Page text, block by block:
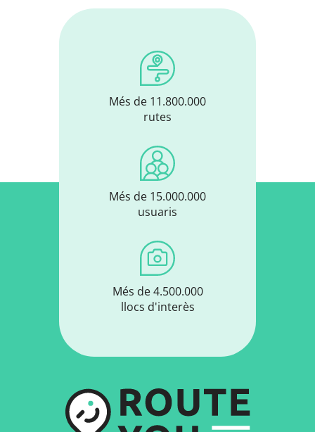
Més de 11.800.000
rutes
Més de 15.000.000
usuaris
Més de 4.500.000
llocs d'interès